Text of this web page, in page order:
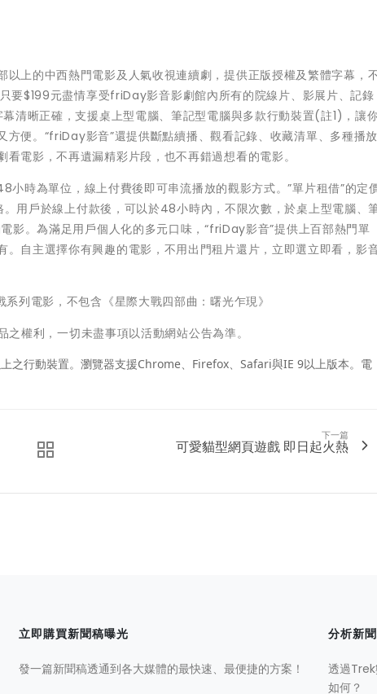
以上的中西熱門電影及人氣收視連續劇，提供正版授權及繁體字幕，
要$199元盡情享受friDay影音影劇館內所有的院線片、影展片、記錄
清晰正確，支援桌上型電腦、筆記型電腦與多款行動裝置(註1)，讓
便。“friDay影音”還提供斷點續播、觀看記錄、收藏清單、多種播放
電影，不再遺漏精彩片段，也不再錯過想看的電影。
小時為單位，線上付費後即可串流播放的觀影方式。”單片租借”的定
用戶於線上付款後，可以於48小時內，不限次數，於桌上型電腦、
影。為滿足用戶個人化的多元口味，“friDay影音”提供上百部熱門單
自主選擇你有興趣的電影，不用出門租片還片，立即選立即看，影
列電影，不包含《星際大戰四部曲：曙光乍現》
權利，一切未盡事項以活動網站公告為準。
之行動裝置。瀏覽器支援Chrome、Firefox、Safari與IE 9以上版本。電
下一篇
可愛貓型網頁遊戲 即日起火熱
立即購買新聞稿曝光
發一篇新聞稿透通到各大媒體的最快速、最便捷的方案！
分析新
透過
如何？